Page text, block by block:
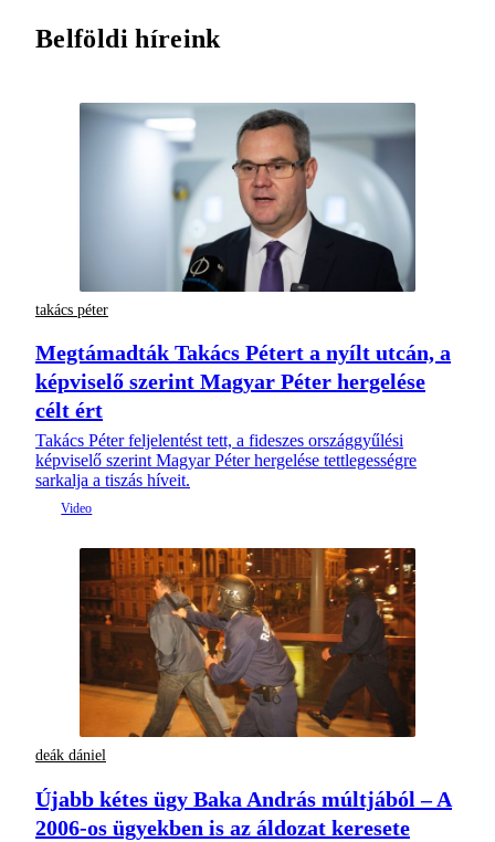
Belföldi híreink
takács péter
Megtámadták Takács Pétert a nyílt utcán, a
képviselő szerint Magyar Péter hergelése
célt ért
Takács Péter feljelentést tett, a fideszes országgyűlési
képviselő szerint Magyar Péter hergelése tettlegességre
sarkalja a tiszás híveit.
deák dániel
Újabb kétes ügy Baka András múltjából – A
2006-os ügyekben is az áldozat keresete